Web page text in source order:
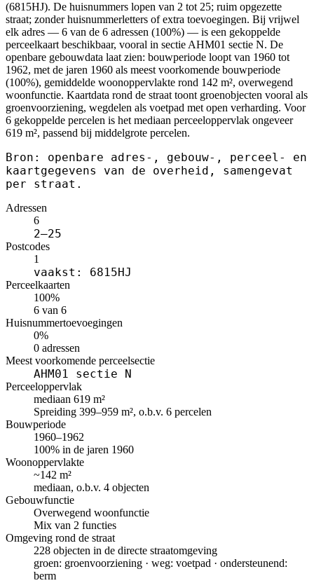
(6815HJ). De huisnummers lopen van 2 tot 25; ruim opgezette
straat; zonder huisnummerletters of extra toevoegingen. Bij vrijwel
elk adres — 6 van de 6 adressen (100%) — is een gekoppelde
perceelkaart beschikbaar, vooral in sectie AHM01 sectie N. De
openbare gebouwdata laat zien: bouwperiode loopt van 1960 tot
1962, met de jaren 1960 als meest voorkomende bouwperiode
(100%), gemiddelde woonoppervlakte rond 142 m², overwegend
woonfunctie. Kaartdata rond de straat toont groenobjecten vooral als
groenvoorziening, wegdelen als voetpad met open verharding. Voor
6 gekoppelde percelen is het mediaan perceeloppervlak ongeveer
619 m², passend bij middelgrote percelen.
Bron: openbare adres-, gebouw-, perceel- en
kaartgegevens van de overheid, samengevat
per straat.
Adressen
6
2–25
Postcodes
1
vaakst: 6815HJ
Perceelkaarten
100%
6 van 6
Huisnummertoevoegingen
0%
0 adressen
Meest voorkomende perceelsectie
AHM01 sectie N
Perceeloppervlak
mediaan 619 m²
Spreiding 399–959 m², o.b.v. 6 percelen
Bouwperiode
1960–1962
100% in de jaren 1960
Woonoppervlakte
~142 m²
mediaan, o.b.v. 4 objecten
Gebouwfunctie
Overwegend woonfunctie
Mix van 2 functies
Omgeving rond de straat
228 objecten in de directe straatomgeving
groen: groenvoorziening · weg: voetpad · ondersteunend:
berm